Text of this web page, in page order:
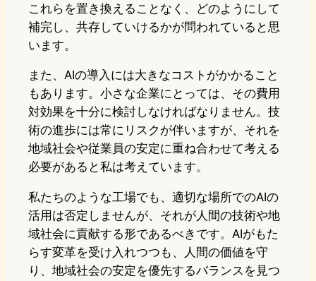
これらを置き換えることなく、どのようにして
補完し、共存していけるかが問われていると思
います。
また、AIの導入には大きなコストがかかること
もあります。小さな企業にとっては、その費用
対効果を十分に検討しなければなりません。技
術の進歩には常にリスクが伴いますが、それを
地域社会や従業員の安定に重ね合わせて考える
必要があると私は考えています。
私たちのような工場でも、適切な場所でのAIの
活用は否定しませんが、それが人間の技術や地
域社会に貢献する形であるべきです。AIがもた
らす変革を受け入れつつも、人間の価値を守
り、地域社会の安定を優先するバランスを見つ